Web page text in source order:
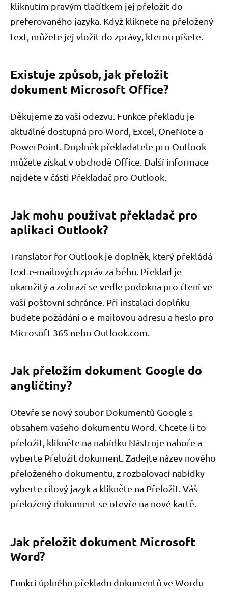
kliknutím pravým tlačítkem jej přeložit do
preferovaného jazyka. Když kliknete na přeložený
text, můžete jej vložit do zprávy, kterou píšete.
Existuje způsob, jak přeložit
dokument Microsoft Office?
Děkujeme za vaši odezvu. Funkce překladu je
aktuálně dostupná pro Word, Excel, OneNote a
PowerPoint. Doplněk překladatele pro Outlook
můžete získat v obchodě Office. Další informace
najdete v části Překladač pro Outlook.
Jak mohu používat překladač pro
aplikaci Outlook?
Translator for Outlook je doplněk, který překládá
text e-mailových zpráv za běhu. Překlad je
okamžitý a zobrazí se vedle podokna pro čtení ve
vaší poštovní schránce. Při instalaci doplňku
budete požádáni o e-mailovou adresu a heslo pro
Microsoft 365 nebo Outlook.com.
Jak přeložím dokument Google do
angličtiny?
Otevře se nový soubor Dokumentů Google s
obsahem vašeho dokumentu Word. Chcete-li to
přeložit, klikněte na nabídku Nástroje nahoře a
vyberte Přeložit dokument. Zadejte název nového
přeloženého dokumentu, z rozbalovací nabídky
vyberte cílový jazyk a klikněte na Přeložit. Váš
přeložený dokument se otevře na nové kartě.
Jak přeložit dokument Microsoft
Word?
Funkci úplného překladu dokumentů ve Wordu